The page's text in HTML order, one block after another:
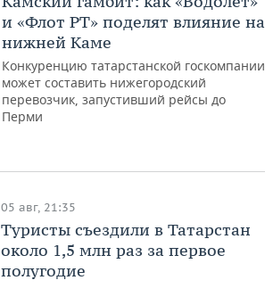
и «Флот РТ» поделят влияние на
нижней Каме
Конкуренцию татарстанской госкомпании
может составить нижегородский
перевозчик, запустивший рейсы до
Перми
05 авг, 21:35
Туристы съездили в Татарстан
около 1,5 млн раз за первое
полугодие